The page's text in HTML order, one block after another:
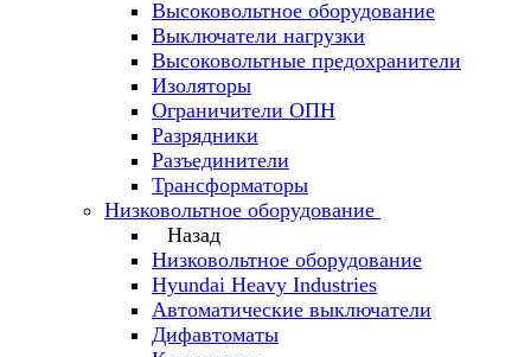
Высоковольтное оборудование
Выключатели нагрузки
Высоковольтные предохранители
Изоляторы
Ограничители ОПН
Разрядники
Разъединители
Трансформаторы
Низковольтное оборудование
Назад
Низковольтное оборудование
Hyundai Heavy Industries
Автоматические выключатели
Дифавтоматы